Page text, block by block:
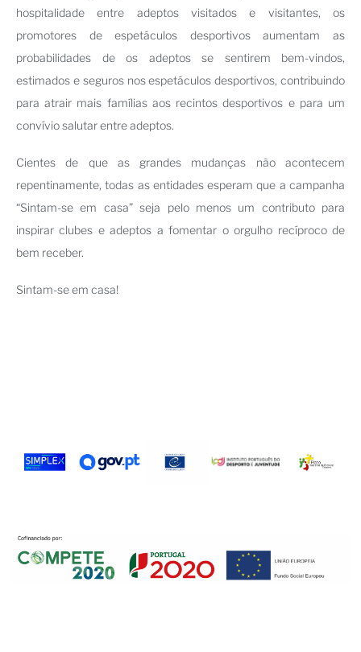
hospitalidade entre adeptos visitados e visitantes, os
promotores de espetáculos desportivos aumentam as
probabilidades de os adeptos se sentirem bem-vindos,
estimados e seguros nos espetáculos desportivos, contribuindo
para atrair mais famílias aos recintos desportivos e para um
convívio salutar entre adeptos.
Cientes de que as grandes mudanças não acontecem
repentinamente, todas as entidades esperam que a campanha
“Sintam-se em casa” seja pelo menos um contributo para
inspirar clubes e adeptos a fomentar o orgulho recíproco de
bem receber.
Sintam-se em casa!